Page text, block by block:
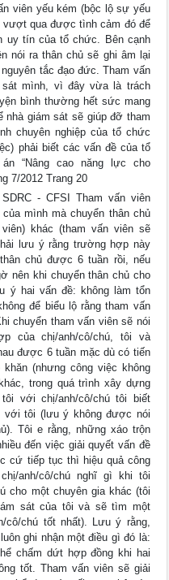
viên yếu kém (bộc lộ sự yếu
vượt qua được tình cảm đó để
uy tín của tổ chức. Bên cạnh
nói ra thân chủ sẽ ghi âm lại
tắc đạo đức. Tham vấn
mình, vì đây vừa là trách
bình thường hết sức mang
nhà giám sát sẽ giúp đỡ tham
chuyên nghiệp của tổ chức
phải biết các vấn đề của tổ
“Nâng cao năng lực cho
7/2012 Trang 20
- CFSI Tham vấn viên
mình mà chuyển thân chủ
khác (tham vấn viên sẽ
lưu ý rằng trường hợp này
chủ được 6 tuần rồi, nếu
nên khi chuyển thân chủ cho
ý hai vấn đề: không làm tổn
để biểu lộ rằng tham vấn
chuyển tham vấn viên sẽ nói
của chị/anh/cô/chú, tôi và
được 6 tuần mặc dù có tiến
(nhưng công việc không
trong quá trình xây dựng
với chị/anh/cô/chú tôi biết
với tôi (lưu ý không được nói
Tôi e rằng, những xáo trộn
đến việc giải quyết vấn đề
cứ tiếp tục thì hiệu quả công
anh/cô/chú nghĩ gì khi tôi
cho một chuyên gia khác (tôi
sát của tôi và sẽ tìm một
cô/chú tốt nhất). Lưu ý rằng,
ghi nhận một điều gì đó là:
chấm dứt hợp đồng khi hai
tốt. Tham vấn viên sẽ giải